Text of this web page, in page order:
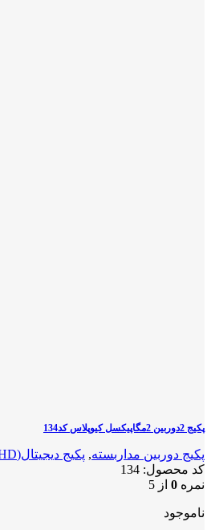
پکیج 2دوربین 2مگاپیکسل کیوپلاس کد134
پکیج دوربین مداربسته, پکیج دیجیتال(AHD)
کد محصول: 134
نمره 0 از 5
ناموجود